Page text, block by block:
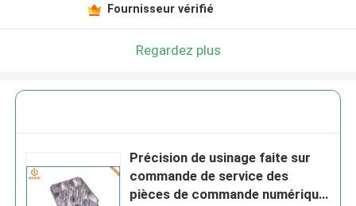
Fournisseur vérifié
Regardez plus
Précision de usinage faite sur
commande de service des
pièces de commande numérique